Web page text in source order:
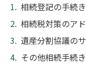
相続登記の手続
相続税対策のア
遺産分割協議の
その他相続手続